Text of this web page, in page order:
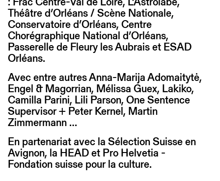
Théâtre d’Orléans / Scène Nationale,
Conservatoire d’Orléans, Centre
Chorégraphique National d’Orléans,
Passerelle de Fleury les Aubrais et ESAD
Orléans.
Avec entre autres Anna-Marija Adomaitytė,
Engel & Magorrian, Mélissa Guex, Lakiko,
Camilla Parini, Lili Parson, One Sentence
Supervisor + Peter Kernel, Martin
Zimmermann …
En partenariat avec la Sélection Suisse en
Avignon, la HEAD et Pro Helvetia -
Fondation suisse pour la culture.